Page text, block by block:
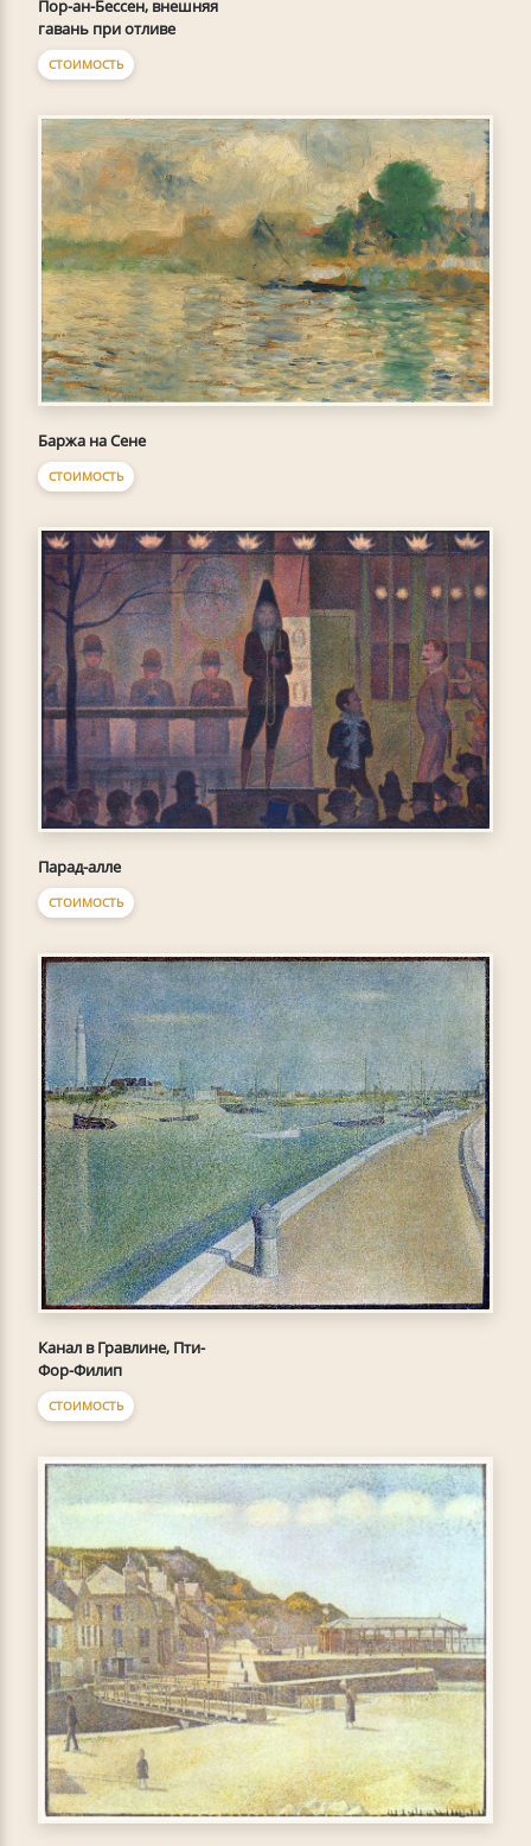
Пор-ан-Бессен, внешняя
гавань при отливе
СТОИМОСТЬ
Баржа на Сене
СТОИМОСТЬ
Парад-алле
СТОИМОСТЬ
Канал в Гравлине, Пти-
Фор-Филип
СТОИМОСТЬ